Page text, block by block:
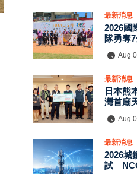
最新消息
2026國
隊勇奪
Aug
最新消息
日本熊
灣首廟
Aug
最新消息
2026城
試